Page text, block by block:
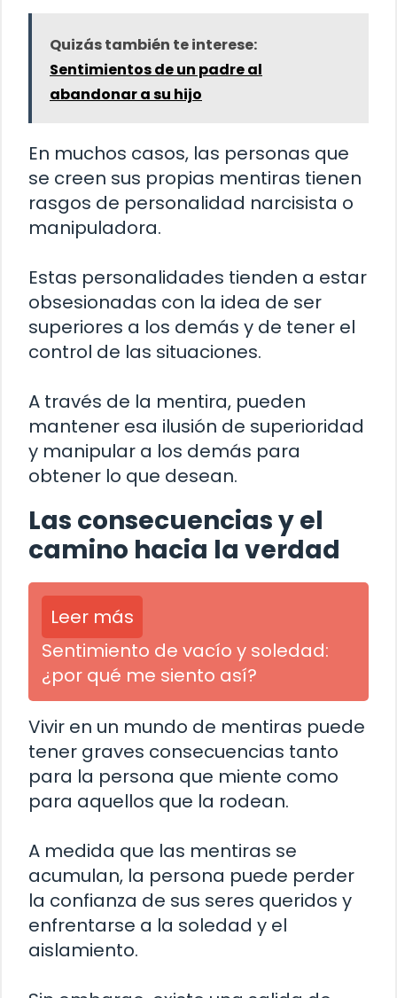
Quizás también te interese:
Sentimientos de un padre al
abandonar a su hijo
En muchos casos, las personas que
se creen sus propias mentiras tienen
rasgos de personalidad narcisista o
manipuladora.
Estas personalidades tienden a estar
obsesionadas con la idea de ser
superiores a los demás y de tener el
control de las situaciones.
A través de la mentira, pueden
mantener esa ilusión de superioridad
y manipular a los demás para
obtener lo que desean.
Las consecuencias y el
camino hacia la verdad
Leer más
Sentimiento de vacío y soledad:
¿por qué me siento así?
Vivir en un mundo de mentiras puede
tener graves consecuencias tanto
para la persona que miente como
para aquellos que la rodean.
A medida que las mentiras se
acumulan, la persona puede perder
la confianza de sus seres queridos y
enfrentarse a la soledad y el
aislamiento.